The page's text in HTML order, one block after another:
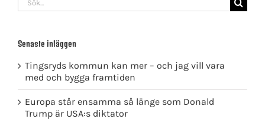
efter:
Senaste inläggen
Tingsryds kommun kan mer – och jag vill vara
med och bygga framtiden
Europa står ensamma så länge som Donald
Trump är USA:s diktator